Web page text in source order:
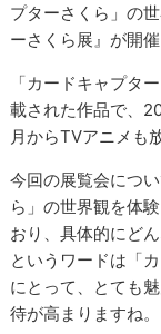
プターさくら」の
ーさくら展』が開催
「カードキャプタ
載された作品で、
月からTVアニメも
今回の展覧会につ
ら」の世界観を体
おり、具体的にど
というワードは「
にとって、とても
待が高まりますね。